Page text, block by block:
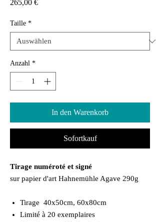
265,00 €Preis
Taille *
Anzahl *
In den Warenkorb
Sofortkauf
Tirage numéroté et signé
sur papier d'art Hahnemühle Agave 290g
Tirage 40x50cm, 60x80cm
Limité à 20 exemplaires